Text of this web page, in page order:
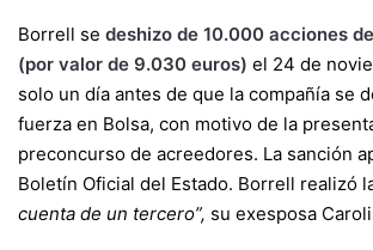
Borrell se deshizo de 10.000 acciones
(por valor de 9.030 euros) el 24 de
solo un día antes de que la compañía se
fuerza en Bolsa, con motivo de la
preconcurso de acreedores. La sanción
Boletín Oficial del Estado. Borrell realizó
cuenta de un tercero”, su exesposa